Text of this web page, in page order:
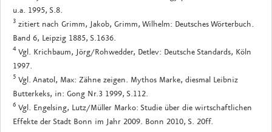
u.a. 1995, S.8.
3 zitiert nach Grimm, Jakob, Grimm, Wilhelm: Deutsches Wörterbuch.
Band 6, Leipzig 1885, S.1636.
4 Vgl. Krichbaum, Jörg/Rohwedder, Detlev: Deutsche Standards, Köln
1997.
5 Vgl. Anatol, Max: Zähne zeigen. Mythos Marke, diesmal Leibniz
Butterkeks, in: Gong Nr.3 1999, S.112.
6 Vgl. Engelsing, Lutz/Müller Marko: Studie über die wirtschaftlichen
Effekte der Stadt Bonn im Jahr 2009. Bonn 2010, S. 20ff.